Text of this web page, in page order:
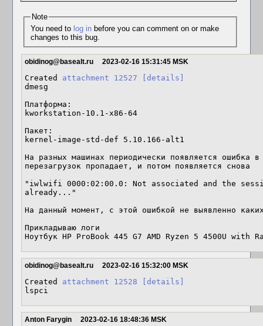
Note
You need to log inbefore you can comment on or make
changes to this bug.
obidinog@basealt.ru 2023-02-16 15:31:45 MSK
Created attachment 12527
[details]
dmesg
Платформа:
kworkstation-10.1-x86-64
Пакет:
kernel-image-std-def 5.10.166-alt1
На разных машинах периодически появляется ошибка
перезагрузок пропадает, и потом появляется снова
"iwlwifi 0000:02:00.0: Not associated and the
already..."
На данный момент, с этой ошибкой не выявленно
Прикладываю логи
Ноутбук HP ProBook 445 G7 AMD Ryzen 5 4500U with
obidinog@basealt.ru 2023-02-16 15:32:00 MSK
Created attachment 12528
[details]
lspci
Anton Farygin 2023-02-16 18:48:36 MSK